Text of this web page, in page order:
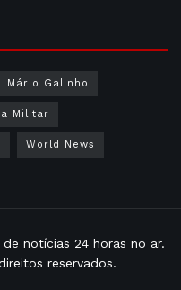
Mário Galinho
Militar
World News
notícias 24 horas no ar.
reservados.